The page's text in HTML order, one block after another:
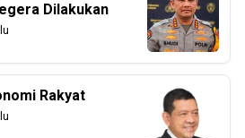
Dilakukan
Rakyat